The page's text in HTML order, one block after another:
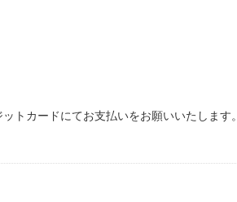
トカードにてお支払いをお願いいたします。